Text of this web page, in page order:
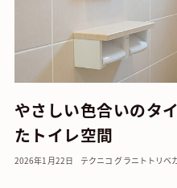
やさしい色合いのタ
たトイレ空間
2026年1月22日 テクニコ グラニト トリベ